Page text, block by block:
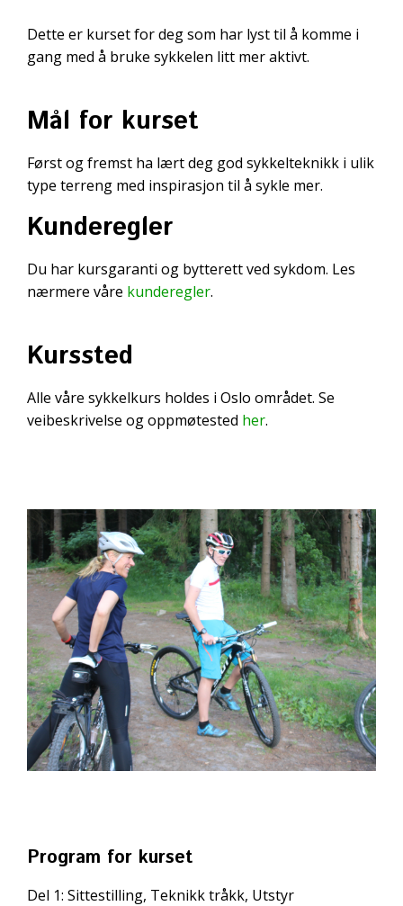
Dette er kurset for deg som har lyst til å komme i
gang med å bruke sykkelen litt mer aktivt.
Mål for kurset
Først og fremst ha lært deg god sykkelteknikk i ulik
type terreng med inspirasjon til å sykle mer.
Kunderegler
Du har kursgaranti og bytterett ved sykdom. Les
nærmere våre kunderegler.
Kurssted
Alle våre sykkelkurs holdes i Oslo området. Se
veibeskrivelse og oppmøtested her.
Program for kurset
Del 1: Sittestilling, Teknikk tråkk, Utstyr